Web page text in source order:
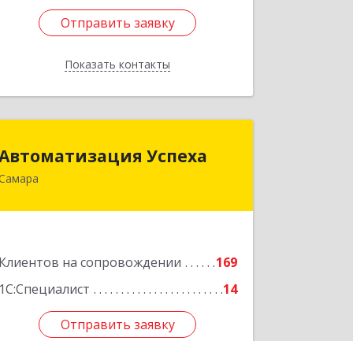
Отправить заявку
Показать контакты
Отправить заявку
Назад
Успеха
Клиентов на сопровождении
169
1С:Специалист
14
Отправить заявку
443011, Самарская обл, Самара г, 22
Отправить заявку